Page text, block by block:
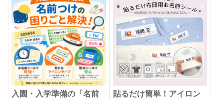
入園・入学準備の「名前
貼るだけ簡単！アイロン